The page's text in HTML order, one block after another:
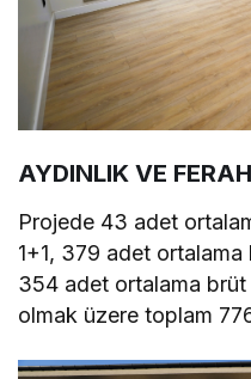
AYDINLIK VE
Projede 43 adet
1+1, 379 adet ortalama
354 adet ortalama brüt
olmak üzere toplam